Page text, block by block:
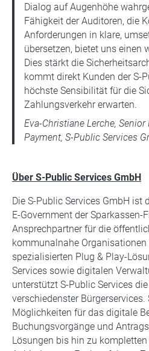
Dialog auf Augenhöhe
Fähigkeit der Auditoren, die
Anforderungen in klare,
übersetzen, bietet uns einen
Dies stärkt die
kommt direkt Kunden der S-
höchste Sensibilität für die
Zahlungsverkehr erwarten.
Eva-Christiane Lerche,
Payment, S-Public Services
Über S-Public Services GmbH
Die S-Public Services GmbH ist
E-Government der Sparkassen-
Ansprechpartner für die
kommunalnahe
spezialisierten Plug & Play-
Services sowie digitalen
unterstützt S-Public Services
verschiedenster
Möglichkeiten für das digitale
Buchungsvorgänge und
Lösungen bis hin zu